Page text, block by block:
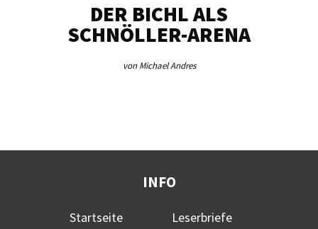
DER BICHL ALS
SCHNÖLLER-ARENA
von Michael Andres
INFO
Startseite
Leserbriefe